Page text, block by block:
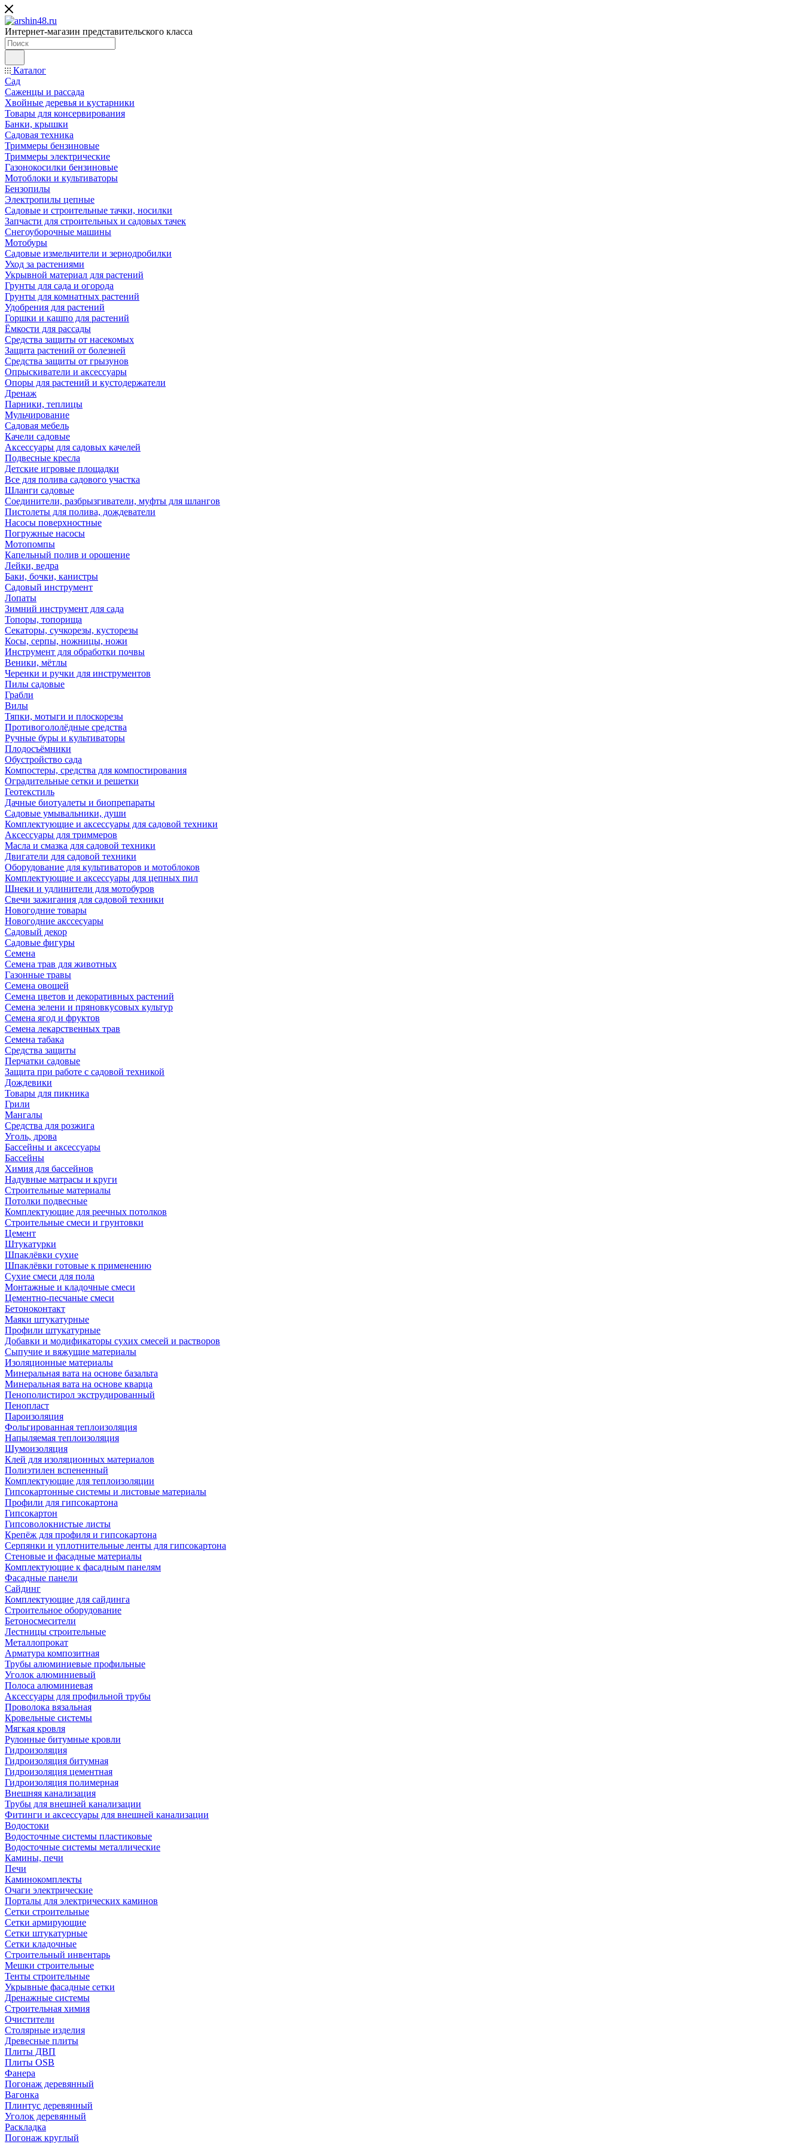
Интернет-магазин представительского класса
Каталог
Сад
Саженцы и рассада
Хвойные деревья и кустарники
Товары для консервирования
Банки, крышки
Садовая техника
Триммеры бензиновые
Триммеры электрические
Газонокосилки бензиновые
Мотоблоки и культиваторы
Бензопилы
Электропилы цепные
Садовые и строительные тачки, носилки
Запчасти для строительных и садовых тачек
Снегоуборочные машины
Мотобуры
Садовые измельчители и зернодробилки
Уход за растениями
Укрывной материал для растений
Грунты для сада и огорода
Грунты для комнатных растений
Удобрения для растений
Горшки и кашпо для растений
Ёмкости для рассады
Средства защиты от насекомых
Защита растений от болезней
Средства защиты от грызунов
Опрыскиватели и аксессуары
Опоры для растений и кустодержатели
Дренаж
Парники, теплицы
Мульчирование
Садовая мебель
Качели садовые
Аксессуары для садовых качелей
Подвесные кресла
Детские игровые площадки
Все для полива садового участка
Шланги садовые
Соединители, разбрызгиватели, муфты для шлангов
Пистолеты для полива, дождеватели
Насосы поверхностные
Погружные насосы
Мотопомпы
Капельный полив и орошение
Лейки, ведра
Баки, бочки, канистры
Садовый инструмент
Лопаты
Зимний инструмент для сада
Топоры, топорища
Секаторы, сучкорезы, кусторезы
Косы, серпы, ножницы, ножи
Инструмент для обработки почвы
Веники, мётлы
Черенки и ручки для инструментов
Пилы садовые
Грабли
Вилы
Тяпки, мотыги и плоскорезы
Противогололёдные средства
Ручные буры и культиваторы
Плодосъёмники
Обустройство сада
Компостеры, средства для компостирования
Оградительные сетки и решетки
Геотекстиль
Дачные биотуалеты и биопрепараты
Садовые умывальники, души
Комплектующие и аксессуары для садовой техники
Аксессуары для триммеров
Масла и смазка для садовой техники
Двигатели для садовой техники
Оборудование для культиваторов и мотоблоков
Комплектующие и аксессуары для цепных пил
Шнеки и удлинители для мотобуров
Свечи зажигания для садовой техники
Новогодние товары
Новогодние акссесуары
Садовый декор
Садовые фигуры
Семена
Семена трав для животных
Газонные травы
Семена овощей
Семена цветов и декоративных растений
Семена зелени и пряновкусовых культур
Семена ягод и фруктов
Семена лекарственных трав
Семена табака
Средства защиты
Перчатки садовые
Защита при работе с садовой техникой
Дождевики
Товары для пикника
Грили
Мангалы
Средства для розжига
Уголь, дрова
Бассейны и аксессуары
Бассейны
Химия для бассейнов
Надувные матрасы и круги
Строительные материалы
Потолки подвесные
Комплектующие для реечных потолков
Строительные смеси и грунтовки
Цемент
Штукатурки
Шпаклёвки сухие
Шпаклёвки готовые к применению
Сухие смеси для пола
Монтажные и кладочные смеси
Цементно-песчаные смеси
Бетоноконтакт
Маяки штукатурные
Профили штукатурные
Добавки и модификаторы сухих смесей и растворов
Сыпучие и вяжущие материалы
Изоляционные материалы
Минеральная вата на основе базальта
Минеральная вата на основе кварца
Пенополистирол экструдированный
Пенопласт
Пароизоляция
Фольгированная теплоизоляция
Напыляемая теплоизоляция
Шумоизоляция
Клей для изоляционных материалов
Полиэтилен вспененный
Комплектующие для теплоизоляции
Гипсокартонные системы и листовые материалы
Профили для гипсокартона
Гипсокартон
Гипсоволокнистые листы
Крепёж для профиля и гипсокартона
Серпянки и уплотнительные ленты для гипсокартона
Стеновые и фасадные материалы
Комплектующие к фасадным панелям
Фасадные панели
Сайдинг
Комплектующие для сайдинга
Строительное оборудование
Бетоносмесители
Лестницы строительные
Металлопрокат
Арматура композитная
Трубы алюминиевые профильные
Уголок алюминиевый
Полоса алюминиевая
Аксессуары для профильной трубы
Проволока вязальная
Кровельные системы
Мягкая кровля
Рулонные битумные кровли
Гидроизоляция
Гидроизоляция битумная
Гидроизоляция цементная
Гидроизоляция полимерная
Внешняя канализация
Трубы для внешней канализации
Фитинги и аксессуары для внешней канализации
Водостоки
Водосточные системы пластиковые
Водосточные системы металлические
Камины, печи
Печи
Каминокомплекты
Очаги электрические
Порталы для электрических каминов
Сетки строительные
Сетки армирующие
Сетки штукатурные
Сетки кладочные
Строительный инвентарь
Мешки строительные
Тенты строительные
Укрывные фасадные сетки
Дренажные системы
Строительная химия
Очистители
Столярные изделия
Древесные плиты
Плиты ДВП
Плиты OSB
Фанера
Погонаж деревянный
Вагонка
Плинтус деревянный
Уголок деревянный
Раскладка
Погонаж круглый